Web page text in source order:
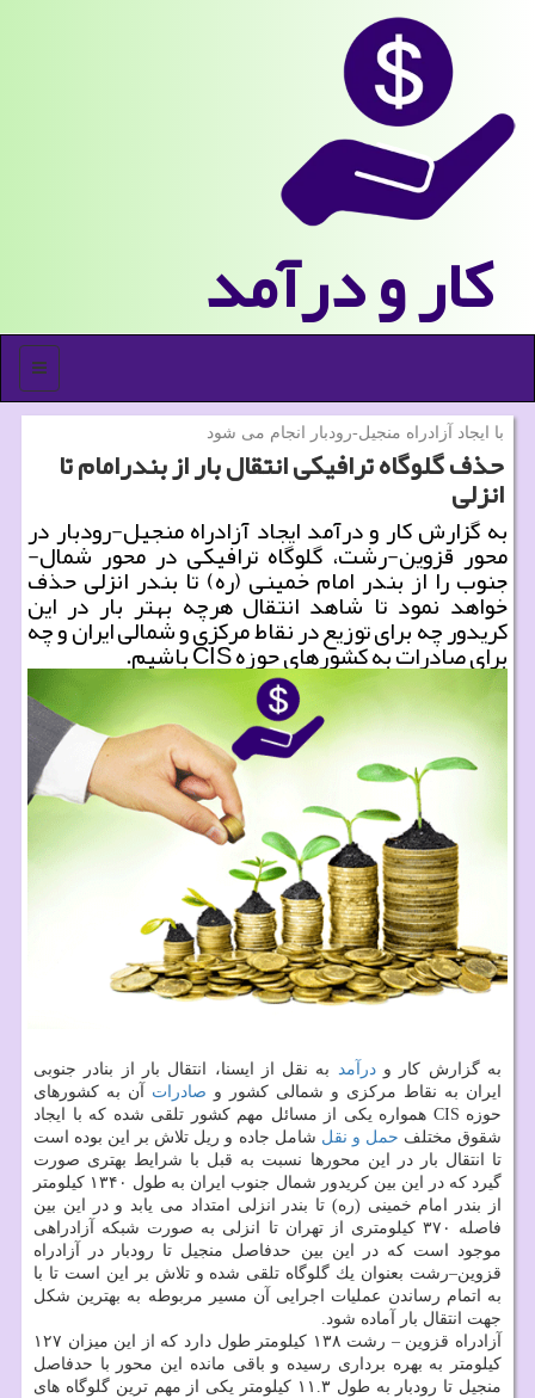
كار و درآمد
منو
با ایجاد آزادراه منجیل-رودبار انجام می شود
حذف گلوگاه ترافیكی انتقال بار از بندرامام تا
انزلی
به گزارش كار و درآمد ایجاد آزادراه منجیل-رودبار در
محور قزوین-رشت، گلوگاه ترافیكی در محور شمال-
جنوب را از بندر امام خمینی (ره) تا بندر انزلی حذف
خواهد نمود تا شاهد انتقال هرچه بهتر بار در این
كریدور چه برای توزیع در نقاط مركزی و شمالی ایران و چه
برای صادرات به كشورهای حوزه CIS باشیم.
به گزارش كار ودرآمد
به نقل از ایسنا، انتقال بار از بنادر جنوبی
ایران به نقاط مركزی و شمالی كشور و صادرات آن به كشورهای
حوزه CIS همواره یكی از مسائل مهم كشور تلقی شده كه با ایجاد
شقوق مختلف حمل و نقل شامل جاده و ریل تلاش بر این بوده است
تا انتقال بار در این محورها نسبت به قبل با شرایط بهتری صورت
گیرد كه در این بین كریدور شمال جنوب ایران به طول ۱۳۴۰ كیلومتر
از بندر امام خمینی (ره) تا بندر انزلی امتداد می یابد و در این بین
فاصله ۳۷۰ كیلومتری از تهران تا انزلی به صورت شبكه آزادراهی
موجود است كه در این بین حدفاصل منجیل تا رودبار در آزادراه
قزوین–رشت بعنوان یك گلوگاه تلقی شده و تلاش بر این است تا با
به اتمام رساندن عملیات اجرایی آن مسیر مربوطه به بهترین شكل
جهت انتقال بار آماده شود.
آزادراه قزوین – رشت ۱۳۸ كیلومتر طول دارد كه از این میزان ۱۲۷
كیلومتر به بهره برداری رسیده و باقی مانده این محور با حدفاصل
منجیل تا رودبار به طول ۱۱.۳ كیلومتر یكی از مهم ترین گلوگاه های